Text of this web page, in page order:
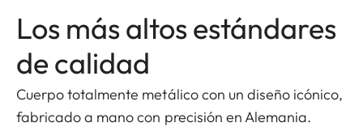
Los más altos estándares
de calidad
Cuerpo totalmente metálico con un diseño icónico,
fabricado a mano con precisión en Alemania.